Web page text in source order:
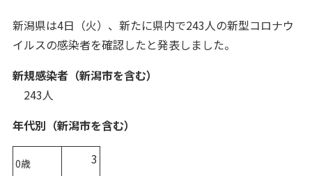
新潟県は4日（火）、新たに県内で243人の新型コロナウ
イルスの感染者を確認したと発表しました。
新規感染者（新潟市を含む）
243人
年代別（新潟市を含む）
0歳 3